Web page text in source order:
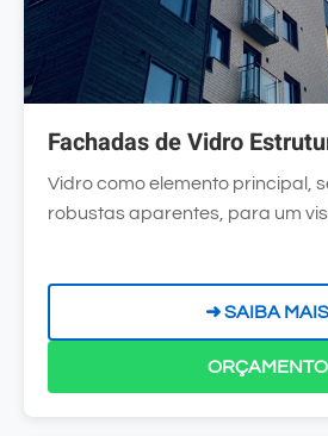
Fachadas de Vidro
Vidro como elemento principal,
robustas aparentes, para um
➜ SAIBA MAIS
ORÇAMENTO